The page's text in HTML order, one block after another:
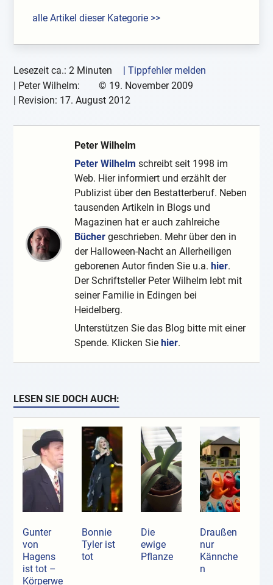
alle Artikel dieser Kategorie >>
Lesezeit ca.: 2 Minuten
| Tippfehler melden
Peter Wilhelm: © 19. November 2009
| Revision: 17. August 2012
Peter Wilhelm
Peter Wilhelm schreibt seit 1998 im
Web. Hier informiert und erzählt der
Publizist über den Bestatterberuf. Neben
tausenden Artikeln in Blogs und
Magazinen hat er auch zahlreiche
Bücher geschrieben. Mehr über den in
der Halloween-Nacht an Allerheiligen
geborenen Autor finden Sie u.a. hier.
Der Schriftsteller Peter Wilhelm lebt mit
seiner Familie in Edingen bei
Heidelberg.
Unterstützen Sie das Blog bitte mit einer
Spende. Klicken Sie hier.
LESEN SIE DOCH AUCH:
Gunter
von
Hagens
ist tot –
Körperwe
Bonnie
Tyler ist
tot
Die
ewige
Pflanze
Draußen
nur
Kännche
n